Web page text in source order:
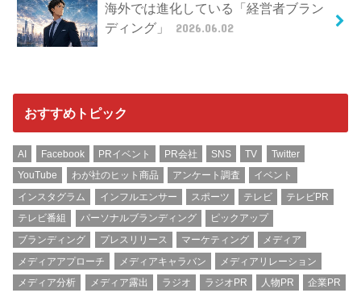
海外では進化している「経営者ブラン
ディング」
2026.06.02
おすすめトピック
AI Facebook PRイベント PR会社 SNS TV
Twitter
YouTube
わが社のヒット商品 アンケート調査
イベント
インスタグラム
インフルエンサー スポーツ テレビ
テレビPR
テレビ番組
パーソナルブランディング
ピックアップ
ブランディング
プレスリリース マーケティング
メディア
メディアアプローチ
メディアキャラバン
メディアリレーション
メディア分析
メディア露出 ラジオ ラジオPR 人物PR
企業PR